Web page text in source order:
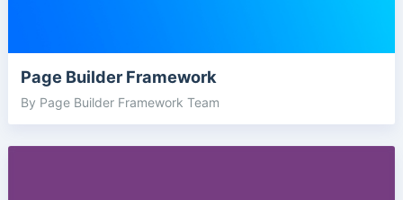
Page Builder Framework
By Page Builder Framework Team